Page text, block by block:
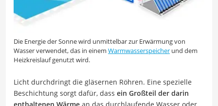
Die Energie der Sonne wird unmittelbar zur Erwärmung von
Wasser verwendet, das in einem Warmwasserspeicher und dem
Heizkreislauf genutzt wird.
Licht durchdringt die gläsernen Röhren. Eine spezielle
Beschichtung sorgt dafür, dass ein Großteil der darin